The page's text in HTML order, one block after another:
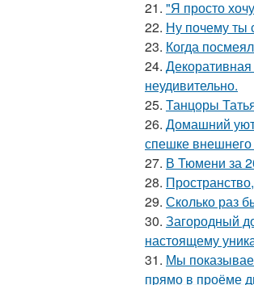
21. "Я просто
22. Ну почему ты
23. Когда
24.
неудивительно.
25. Танцоры
26. Домашний
спешке
27. В Тюмени за
28.
29. Сколько раз
30. Загородный
настоящему
31. Мы
прямо в проёме